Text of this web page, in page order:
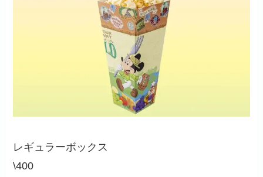
レギュラーボックス
\400